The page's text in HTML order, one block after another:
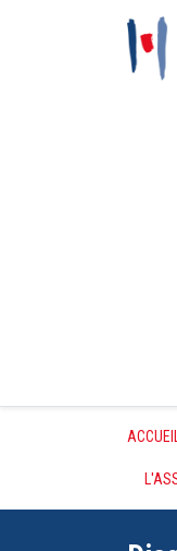
ACCUEIL